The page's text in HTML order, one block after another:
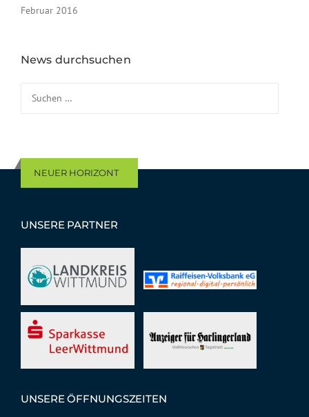
Februar 2016
News durchsuchen
NEUER HORIZONT
UNSERE PARTNER
UNSERE ÖFFNUNGSZEITEN